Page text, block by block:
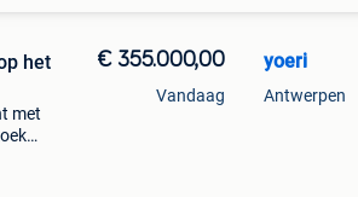
het
met
€ 355.000,00
Vandaag
yoeri
Antwerpen